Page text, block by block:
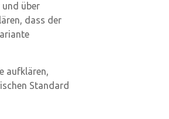
und über
dass der
aufklären,
Standard